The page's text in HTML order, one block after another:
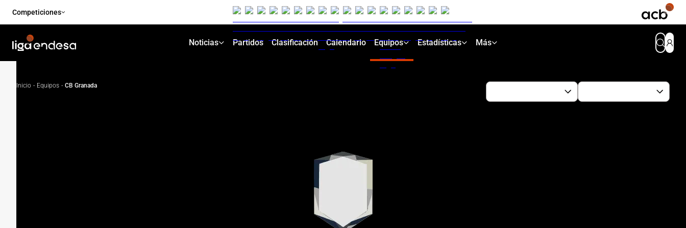
Competiciones
Noticias Partidos Clasificación Calendario Equipos Estadísticas Más
Inicio · Equipos · CB Granada